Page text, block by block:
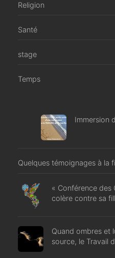
Religion
Santé
stage
Temps
Immersion
Quelques témoignages à la
« Conférence des
colère contre sa
Quand ombres et
source, le Travail